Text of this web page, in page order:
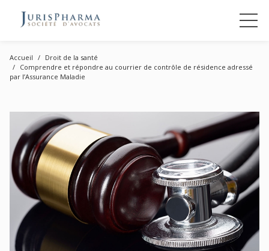
Accueil
Droit de la santé
Comprendre et répondre au courrier de contrôle de résidence adressé
par l’Assurance Maladie